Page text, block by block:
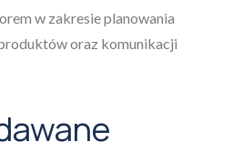
w zakresie planowania
oraz komunikacji